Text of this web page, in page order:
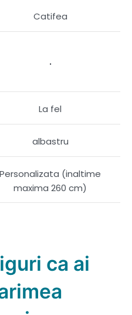
Catifea
.
La fel
albastru
Personalizata (inaltime
maxima 260 cm)
ca ai